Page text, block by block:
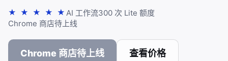
★ ★ ★ ★ ★ AI 工作流300 次 Lite 额度
Chrome 商店待上线
Chrome 商店待上线 查看价格